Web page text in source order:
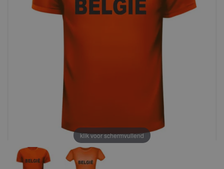
klik voor schermvullend